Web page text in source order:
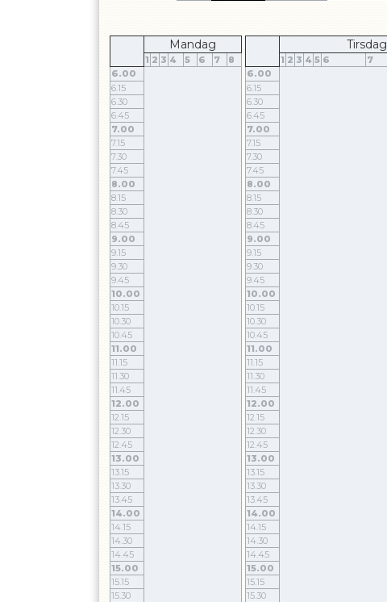
Mandag
1 2 3 4 5 6 7
8
6.00
6.15
6.30
6.45
7.00
7.15
7.30
7.45
8.00
8.15
8.30
8.45
9.00
9.15
9.30
9.45
10.00
10.15
10.30
10.45
11.00
11.15
11.30
11.45
12.00
12.15
12.30
12.45
13.00
13.15
13.30
13.45
14.00
14.15
14.30
14.45
15.00
15.15
15.30
Tirsdag
1 2 3 4 5 6 7
6.00
6.15
6.30
6.45
7.00
7.15
7.30
7.45
8.00
8.15
8.30
8.45
9.00
9.15
9.30
9.45
10.00
10.15
10.30
10.45
11.00
11.15
11.30
11.45
12.00
12.15
12.30
12.45
13.00
13.15
13.30
13.45
14.00
14.15
14.30
14.45
15.00
15.15
15.30